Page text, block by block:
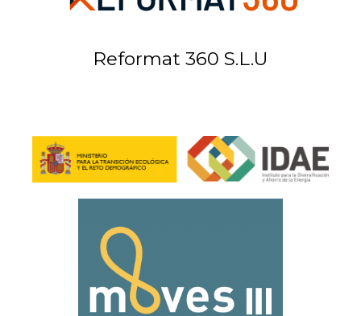
Reformat 360 S.L.U